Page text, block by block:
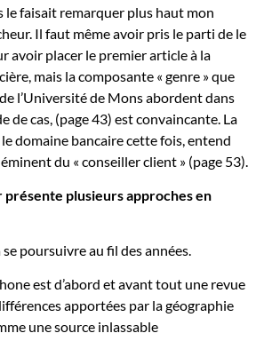
le faisait remarquer plus haut mon
Il faut même avoir pris le parti de le
avoir placer le premier article à la
mais la composante « genre » que
l’Université de Mons abordent dans
de cas, (page 43) est convaincante. La
domaine bancaire cette fois, entend
du « conseiller client » (page 53).
présente plusieurs approches en
poursuivre au fil des années.
est d’abord et avant tout une revue
apportées par la géographie
une source inlassable